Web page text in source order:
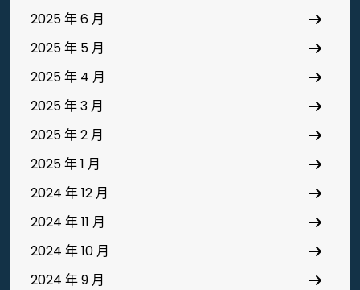
2025 年 6 月
2025 年 5 月
2025 年 4 月
2025 年 3 月
2025 年 2 月
2025 年 1 月
2024 年 12 月
2024 年 11 月
2024 年 10 月
2024 年 9 月